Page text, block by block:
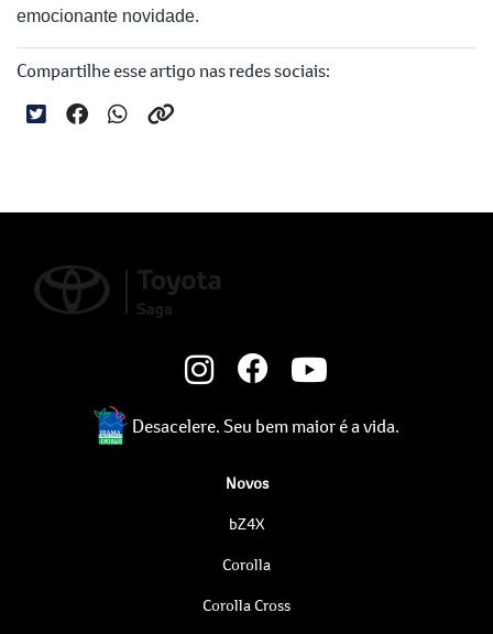
emocionante novidade.
Compartilhe esse artigo nas redes sociais:
Desacelere. Seu bem maior é a vida.
Novos
bZ4X
Corolla
Corolla Cross